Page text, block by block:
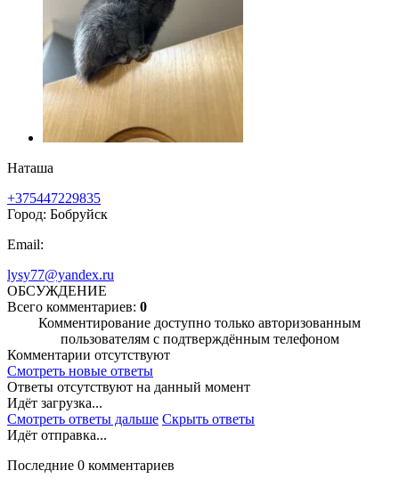
Наташа
+375447229835
Город: Бобруйск
Email:
lysy77@yandex.ru
ОБСУЖДЕНИЕ
Всего комментариев: 0
Комментирование доступно только авторизованным
пользователям с подтверждённым телефоном
Комментарии отсутствуют
Смотреть новые ответы
Ответы отсутствуют на данный момент
Идёт загрузка...
Смотреть ответы дальше Скрыть ответы
Идёт отправка...
Последние 0 комментариев